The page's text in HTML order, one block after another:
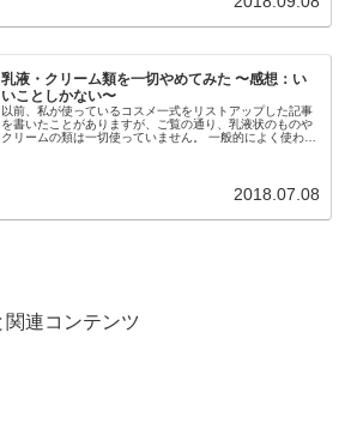
乳液・クリーム類を一切やめてみた 〜感想：い
いことしかない〜
以前、私が使っているコスメ一式をリストアップした記事
を書いたことがありますが、ご覧の通り、乳液状のものや
クリームの類は一切使っていません。 一般的によく使われ
2018.07.08
関連コンテンツ